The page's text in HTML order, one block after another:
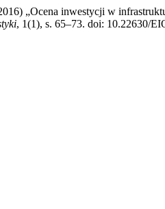
„Ocena inwestycji w
, 1(1), s. 65–73. doi: 10.22630/